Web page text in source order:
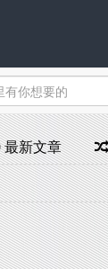
最新文章